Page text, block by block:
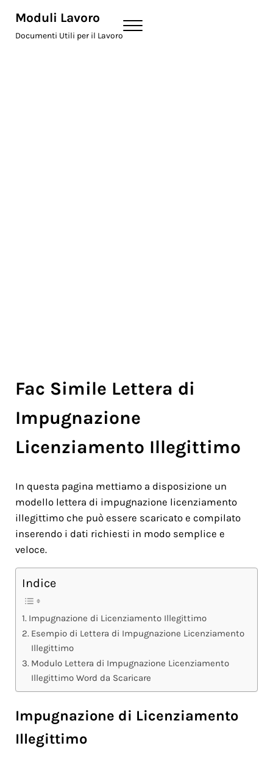
Moduli Lavoro
Documenti Utili per il Lavoro
Menu
Fac Simile Lettera di
Impugnazione
Licenziamento Illegittimo
In questa pagina mettiamo a disposizione un
modello lettera di impugnazione licenziamento
illegittimo che può essere scaricato e compilato
inserendo i dati richiesti in modo semplice e
veloce.
Indice
Impugnazione di Licenziamento Illegittimo
Esempio di Lettera di Impugnazione Licenziamento
Illegittimo
Modulo Lettera di Impugnazione Licenziamento
Illegittimo Word da Scaricare
Impugnazione di Licenziamento
Illegittimo